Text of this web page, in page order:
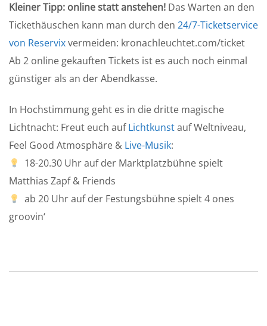
Kleiner Tipp: online statt anstehen! Das Warten an den
Tickethäuschen kann man durch den 24/7-Ticketservice
von Reservixvermeiden: kronachleuchtet.com/ticket
Ab 2 online gekauften Tickets ist es auch noch einmal
günstiger als an der Abendkasse.
In Hochstimmung geht es in die dritte magische
Lichtnacht: Freut euch aufLichtkunstauf Weltniveau,
Feel Good Atmosphäre & Live-Musik:
18-20.30 Uhr auf der Marktplatzbühne spielt
Matthias Zapf & Friends
ab 20 Uhr auf der Festungsbühne spielt 4 ones
groovin‘